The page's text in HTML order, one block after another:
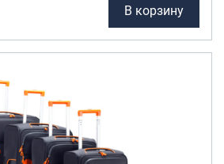
В корзину